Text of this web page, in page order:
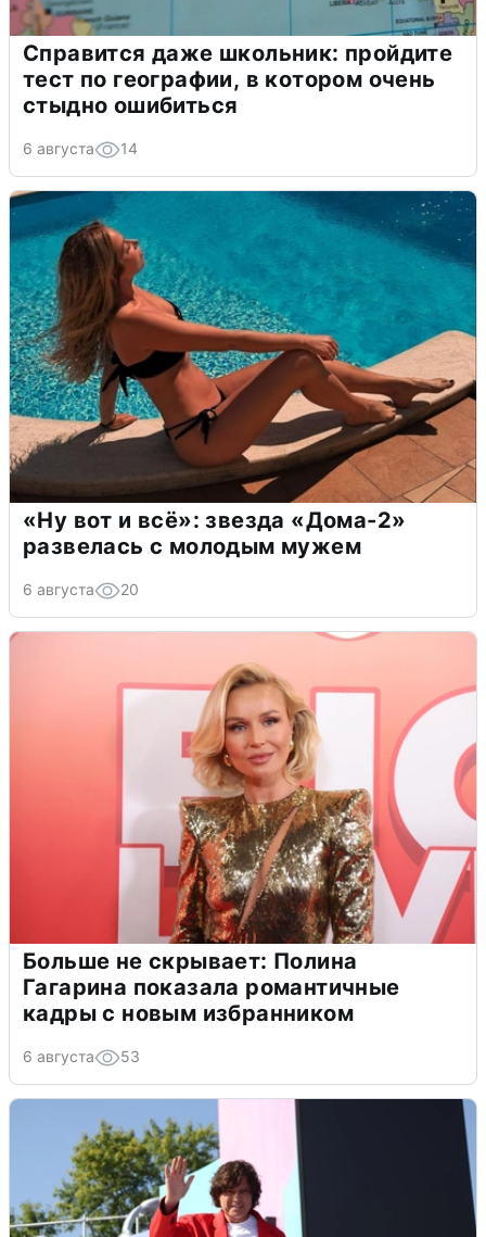
Справится даже школьник: пройдите
тест по географии, в котором очень
стыдно ошибиться
6 августа 14
«Ну вот и всё»: звезда «Дома-2»
развелась с молодым мужем
6 августа 20
Больше не скрывает: Полина
Гагарина показала романтичные
кадры с новым избранником
6 августа 53